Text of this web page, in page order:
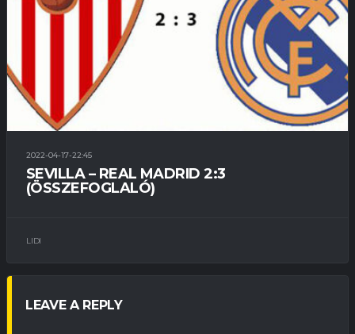
2022-04-17-22:45
SEVILLA – REAL MADRID 2:3
(ÖSSZEFOGLALÓ)
LIDI
LEAVE A REPLY